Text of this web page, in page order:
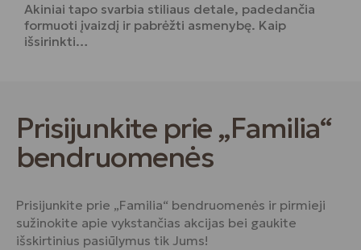
Akiniai tapo svarbia stiliaus detale, padedančia
formuoti įvaizdį ir pabrėžti asmenybę. Kaip
išsirinkti…
Prisijunkite prie „Familia“
bendruomenės
Prisijunkite prie „Familia“ bendruomenės ir pirmieji
sužinokite apie vykstančias akcijas bei gaukite
išskirtinius pasiūlymus tik Jums!